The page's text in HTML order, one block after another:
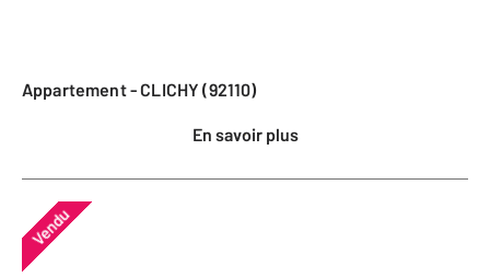
Appartement - CLICHY (92110)
En savoir plus
Vendu